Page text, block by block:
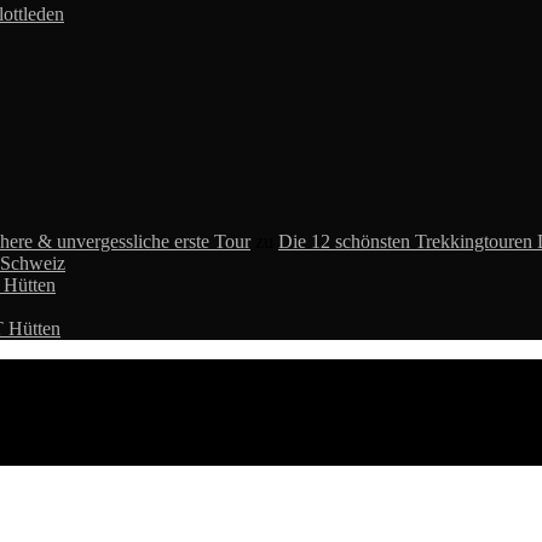
& unvergessliche erste Tourzu Die 12 schönsten Trekkingtouren
Hütten